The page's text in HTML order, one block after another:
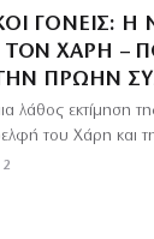
ΓΟΝΕΊΣ: Η
ΧΆΡΗ –
ΠΡΏΗΝ
λάθος εκτίμηση
του Χάρη και